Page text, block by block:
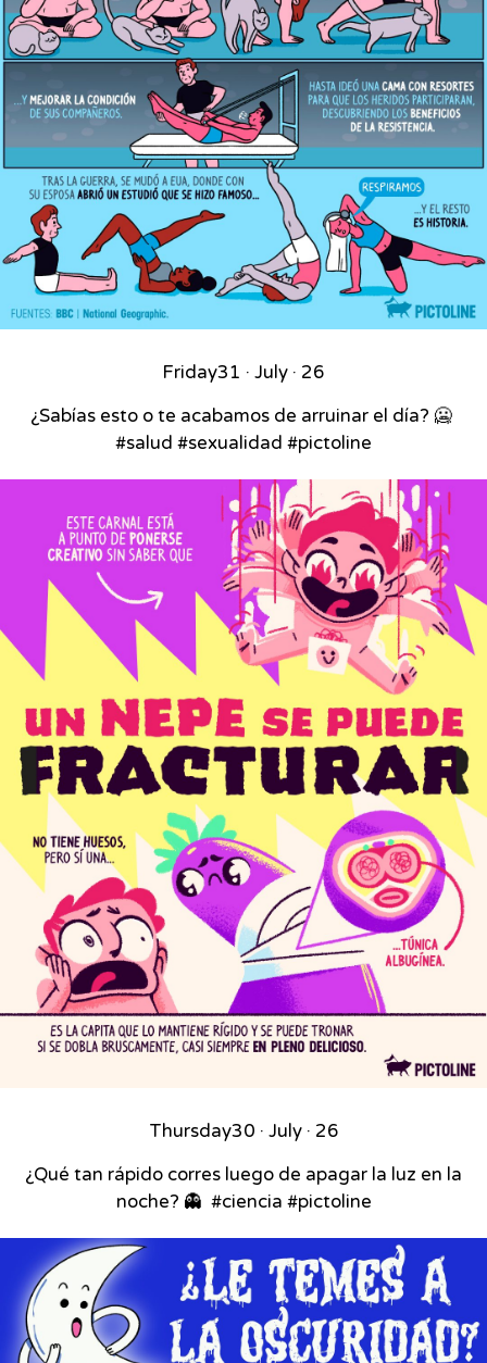
Friday31 · July · 26
¿Sabías esto o te acabamos de arruinar el día? 🥶⁣ ⁣
#salud #sexualidad #pictoline
Thursday30 · July · 26
¿Qué tan rápido corres luego de apagar la luz en la
noche? 👻⁣ ⁣ #ciencia #pictoline